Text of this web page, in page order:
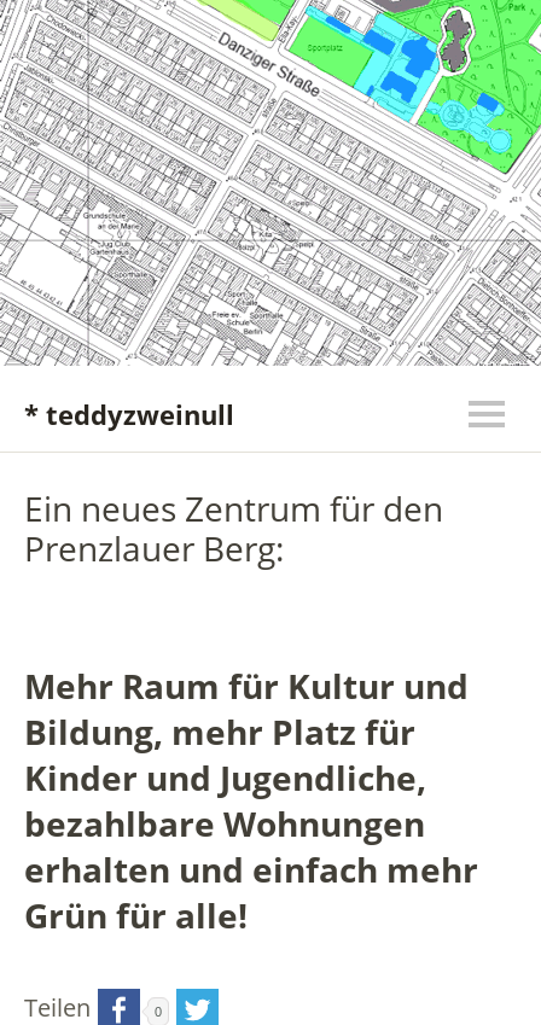
* teddyzweinull
Ein neues Zentrum für den
Prenzlauer Berg:
Mehr Raum für Kultur und
Bildung, mehr Platz für
Kinder und Jugendliche,
bezahlbare Wohnungen
erhalten und einfach mehr
Grün für alle!
Teilen 0